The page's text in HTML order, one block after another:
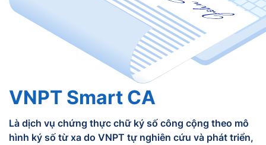
VNPT Smart CA
Là dịch vụ chứng thực chữ ký số công cộng theo mô
hình ký số từ xa do VNPT tự nghiên cứu và phát triển,